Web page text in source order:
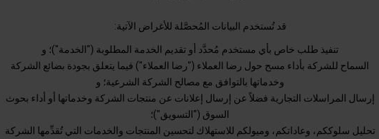
قد تُستخدم البيانات المُحصَّلة للأغراض الآتية:
تنفيذ طلب خاص بأي مستخدم مُحدَّد أو تقديم الخدمة المطلوبة ("الخدمة")؛ و
السماح للشركة بأداء مسح حول رضا العملاء ("رضا العملاء") فيما يتعلق بجودة بضائع الشركة
وخدماتها بالتوافق مع مصالح الشركة الشرعية؛ و
إرسال المراسلات التجارية فضلاً عن إرسال إعلانات عن منتجات الشركة وخدماتها أو أداء بحوث
السوق ("التسويق")؛
تحليل سلوككم، وعاداتكم، وميولكم للاستهلاك لتحسين المنتجات والخدمات التي تُقدِّمها الشركة